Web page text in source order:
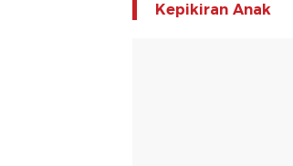
Kepikiran Anak